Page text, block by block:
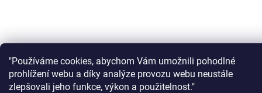
"Používáme cookies, abychom Vám umožnili pohodlné
prohlížení webu a díky analýze provozu webu neustále
zlepšovali jeho funkce, výkon a použitelnost."